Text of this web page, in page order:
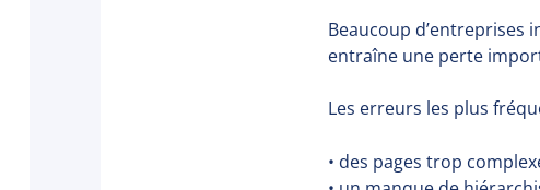
Beaucoup d’entreprises
entraîne une perte
Les erreurs les plus
• des pages trop